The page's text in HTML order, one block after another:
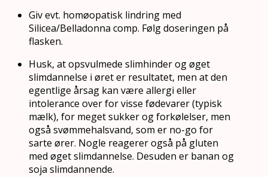
Giv evt. homøopatisk lindring med
Silicea/Belladonna comp. Følg doseringen på
flasken.
Husk, at opsvulmede slimhinder og øget
slimdannelse i øret er resultatet, men at den
egentlige årsag kan være allergi eller
intolerance over for visse fødevarer (typisk
mælk), for meget sukker og forkølelser, men
også svømmehalsvand, som er no-go for
sarte ører. Nogle reagerer også på gluten
med øget slimdannelse. Desuden er banan og
soja slimdannende.